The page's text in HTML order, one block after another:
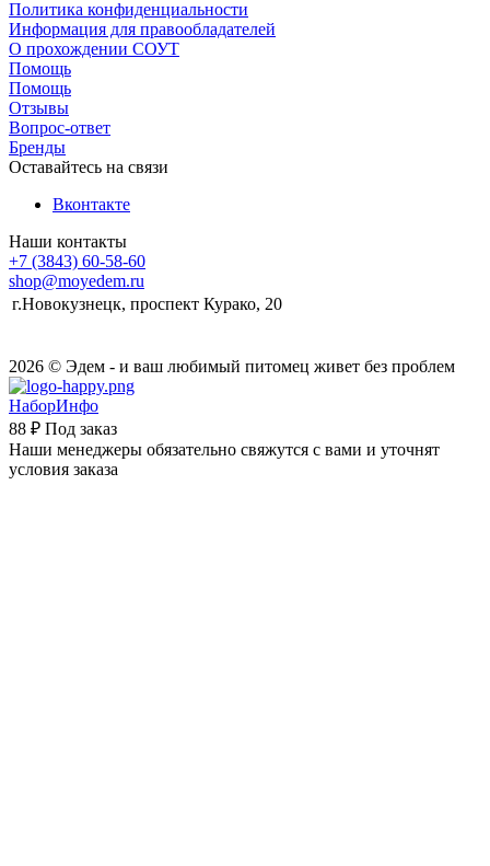
Политика конфиденциальности
Информация для правообладателей
О прохождении СОУТ
Помощь
Помощь
Отзывы
Вопрос-ответ
Бренды
Оставайтесь на связи
Вконтакте
Наши контакты
+7 (3843) 60-58-60
shop@moyedem.ru
г.Новокузнецк, проспект Курако, 20
2026 © Эдем - и ваш любимый питомец живет без проблем
НаборИнфо
88 ₽ Под заказ
Наши менеджеры обязательно свяжутся с вами и уточнят
условия заказа